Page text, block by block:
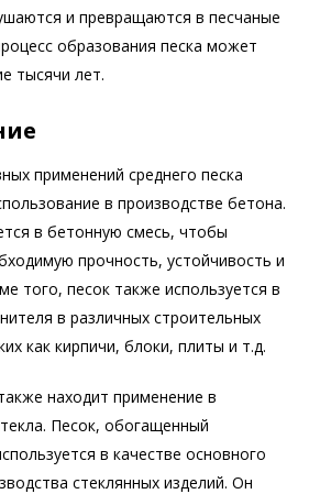
и превращаются в песчаные
образования песка может
тысячи лет.
применений среднего песка
в производстве бетона.
в бетонную смесь, чтобы
прочность, устойчивость и
того, песок также используется в
в различных строительных
как кирпичи, блоки, плиты и т.д.
находит применение в
Песок, обогащенный
в качестве основного
стеклянных изделий. Он